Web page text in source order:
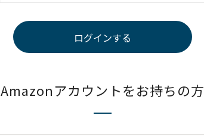
Amazonアカウントをお持ちの方